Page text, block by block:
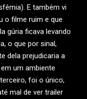
E também vi
o filme ruim e que
gúria ficava levando
o que por sinal,
dela prejudicaria a
um ambiente
foi o único,
mal de ver trailer